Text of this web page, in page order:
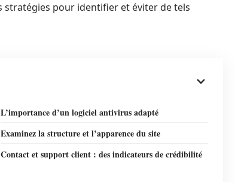
stratégies pour identifier et éviter de tels
L’importance d’un logiciel antivirus adapté
Examinez la structure et l’apparence du site
Contact et support client : des indicateurs de crédibilité